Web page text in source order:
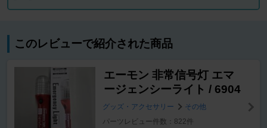
このレビューで紹介された商品
エーモン 非常信号灯 エマ
ージェンシーライト / 6904
グッズ・アクセサリー
その他
パーツレビュー件数：822件